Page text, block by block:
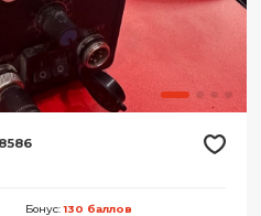
Бонус:130 баллов